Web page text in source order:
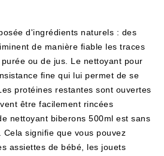
d'ingrédients naturels : des
de manière fiable les traces
ou de jus. Le nettoyant pour
fine qui lui permet de se
protéines restantes sont ouvertes
être facilement rincées
nettoyant biberons 500ml est sans
signifie que vous pouvez
assiettes de bébé, les jouets